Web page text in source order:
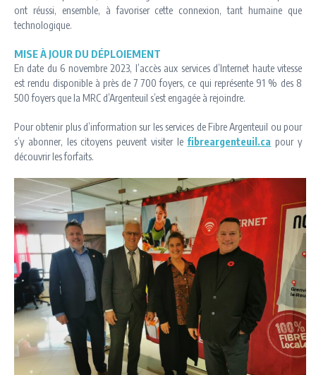
ont réussi, ensemble, à favoriser cette connexion, tant humaine que
technologique.
MISE À JOUR DU DÉPLOIEMENT
En date du 6 novembre 2023, l’accès aux services d’Internet haute vitesse
est rendu disponible à près de 7 700 foyers, ce qui représente 91 % des 8
500 foyers que la MRC d’Argenteuil s’est engagée à rejoindre.
Pour obtenir plus d’information sur les services de Fibre Argenteuil ou pour
s’y abonner, les citoyens peuvent visiter le fibreargenteuil.ca pour y
découvrir les forfaits.